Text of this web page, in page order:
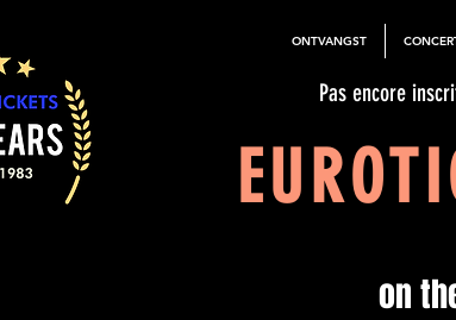
ONTVANGST
Pas encore
on